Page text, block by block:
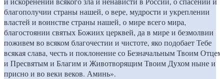
благополучии страны нашей, о вере, мудрости и укреплении
властей и воинстве страны нашей, о мире всего мира,
благостоянии святых Божиих церквей, да в мире и безмолвии
поживем во всяком благочестии и чистоте, яко подобает Тебе
всякая слава, честь и поклонение со Безначальным Твоим
и Пресвятым и Благим и Животворящим Твоим Духом ныне и
присно и во веки веков. Аминь».